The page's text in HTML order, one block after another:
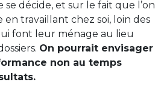
décide, et sur le fait que l’on
travaillant chez soi, loin des
font leur ménage au lieu
On pourrait envisager
non au temps